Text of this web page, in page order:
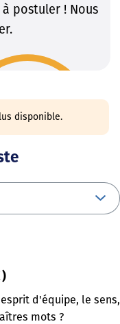
à postuler ! Nous
disponible.
d'équipe, le sens,
mots ?